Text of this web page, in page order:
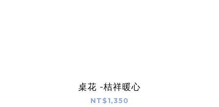
桌花 -桔祥暖心
NT$1,350